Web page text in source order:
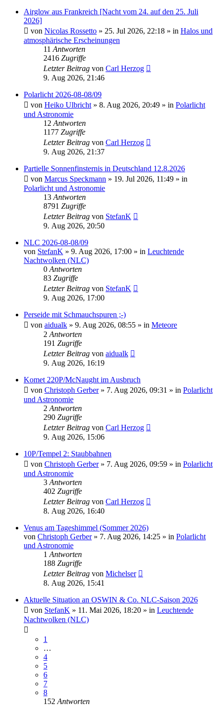
Airglow aus Frankreich [Nacht vom 24. auf den 25. Juli
2026]
von Nicolas Rossetto » 25. Jul 2026, 22:18 » in Halos und
atmosphärische Erscheinungen
11 Antworten
2416 Zugriffe
Letzter Beitrag von Carl Herzog
9. Aug 2026, 21:46
Polarlicht 2026-08-08/09
von Heiko Ulbricht » 8. Aug 2026, 20:49 » in Polarlicht
und Astronomie
12 Antworten
1177 Zugriffe
Letzter Beitrag von Carl Herzog
9. Aug 2026, 21:37
Partielle Sonnenfinsternis in Deutschland 12.8.2026
von Marcus Speckmann » 19. Jul 2026, 11:49 » in
Polarlicht und Astronomie
13 Antworten
8791 Zugriffe
Letzter Beitrag von StefanK
9. Aug 2026, 20:50
NLC 2026-08-08/09
von StefanK » 9. Aug 2026, 17:00 » in Leuchtende
Nachtwolken (NLC)
0 Antworten
83 Zugriffe
Letzter Beitrag von StefanK
9. Aug 2026, 17:00
Perseide mit Schmauchspuren ;-)
von aidualk » 9. Aug 2026, 08:55 » in Meteore
2 Antworten
191 Zugriffe
Letzter Beitrag von aidualk
9. Aug 2026, 16:19
Komet 220P/McNaught im Ausbruch
von Christoph Gerber» 7. Aug 2026, 09:31 » in Polarlicht
und Astronomie
2 Antworten
290 Zugriffe
Letzter Beitrag von Carl Herzog
9. Aug 2026, 15:06
10P/Tempel 2: Staubbahnen
von Christoph Gerber» 7. Aug 2026, 09:59 » in Polarlicht
und Astronomie
3 Antworten
402 Zugriffe
Letzter Beitrag von Carl Herzog
8. Aug 2026, 16:40
Venus am Tageshimmel (Sommer 2026)
von Christoph Gerber» 7. Aug 2026, 14:25 » in Polarlicht
und Astronomie
1 Antworten
188 Zugriffe
Letzter Beitrag von Michelser
8. Aug 2026, 15:41
Aktuelle Situation an OSWIN & Co. NLC-Saison 2026
von StefanK » 11. Mai 2026, 18:20 » in Leuchtende
Nachtwolken (NLC)
1
…
4
5
6
7
8
152 Antworten